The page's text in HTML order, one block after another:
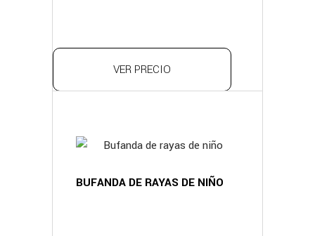
VER PRECIO
BUFANDA DE RAYAS DE NIÑO